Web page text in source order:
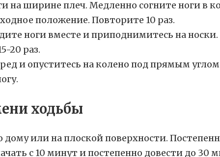
на ширине плеч. Медленно согните ноги в
положение. Повторите 10 раз.
ноги вместе и приподнимитесь на
20 раз.
и опуститесь на колено под прямым
ходьбы
или на плоской поверхности.
с 10 минут и постепенно довести до 30